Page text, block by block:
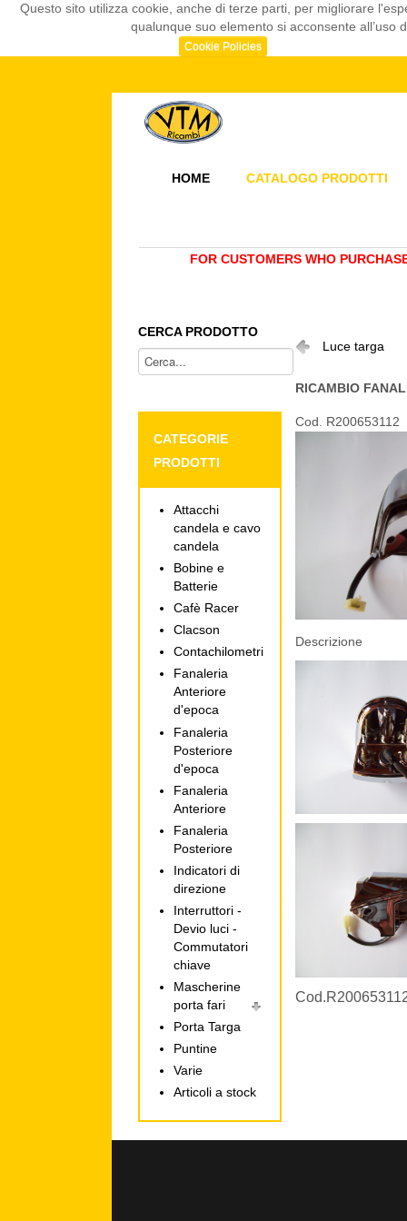
Questo sito utilizza cookie, anche di terze parti, per migliorare
qualunque suo elemento si acconsente all’uso
Cookie Policies
HOME CATALOGO PRODOTTI
FOR CUSTOMERS WHO
Luce targa
RICAMBIO
Cod. R200653112
Descrizione
CERCA PRODOTTO
CATEGORIE
PRODOTTI
Attacchi
candela e cavo
candela
Bobine e
Batterie
Cafè Racer
Clacson
Contachilometri
Fanaleria
Anteriore
d'epoca
Fanaleria
Posteriore
d'epoca
Fanaleria
Anteriore
Fanaleria
Posteriore
Indicatori di
direzione
Interruttori -
Devio luci -
Commutatori
chiave
Mascherine
porta fari
Porta Targa
Puntine
Varie
Articoli a stock